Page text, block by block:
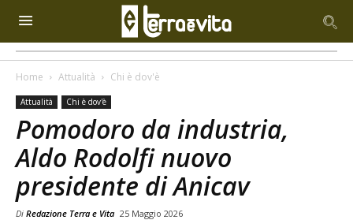
Home Attualità Chi è dov'è
Attualità Chi è dov'è
Pomodoro da industria,
Aldo Rodolfi nuovo
presidente di Anicav
Di Redazione Terra e Vita 25 Maggio 2026